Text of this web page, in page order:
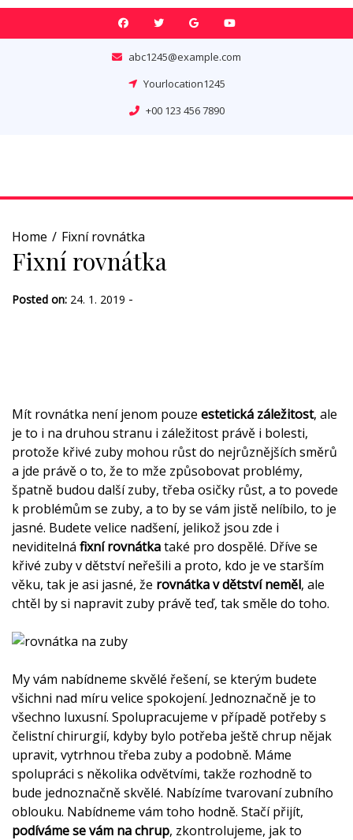
Skip
abc1245@example.com
Yourlocation1245
+00 123 456 7890
Home Fixní rovnátka
Fixní rovnátka
Posted on: 24. 1. 2019 -
Mít rovnátka není jenom pouze estetická záležitost, ale
je to i na druhou stranu i záležitost právě i bolesti,
protože křivé zuby mohou růst do nejrůznějších směrů
a jde právě o to, že to mže způsobovat problémy,
špatně budou další zuby, třeba osičky růst, a to povede
k problémům se zuby, a to by se vám jistě nelíbilo, to je
jasné. Budete velice nadšení, jelikož jsou zde i
neviditelná fixní rovnátkataké pro dospělé. Dříve se
křivé zuby v dětství neřešili a proto, kdo je ve starším
věku, tak je asi jasné, že rovnátka v dětství neměl, ale
chtěl by si napravit zuby právě teď, tak směle do toho.
My vám nabídneme skvělé řešení, se kterým budete
všichni nad míru velice spokojení. Jednoznačně je to
všechno luxusní. Spolupracujeme v případě potřeby s
čelistní chirurgií, kdyby bylo potřeba ještě chrup nějak
upravit, vytrhnou třeba zuby a podobně. Máme
spolupráci s několika odvětvími, takže rozhodně to
bude jednoznačně skvělé. Nabízíme tvarovaní zubního
oblouku. Nabídneme vám toho hodně. Stačí přijít,
podíváme se vám na chrup, zkontrolujeme, jak to